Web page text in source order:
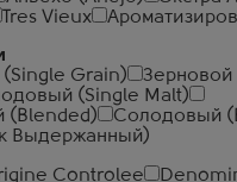
Tres Vieux
Grain)
Зерновой
(Single Malt)
(Blended)
Солодовый
Выдержанный)
Controlee